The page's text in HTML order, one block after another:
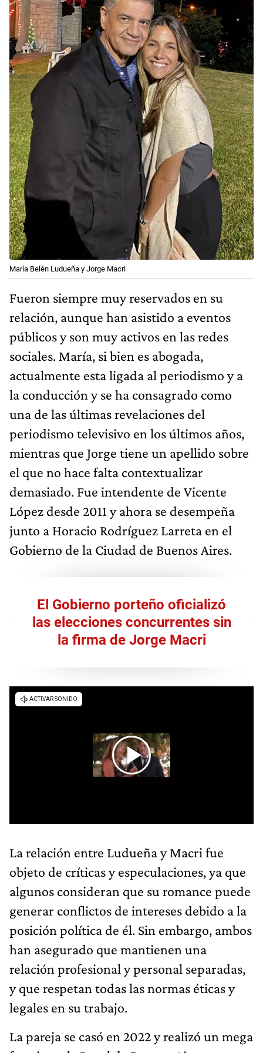
María Belén Ludueña y Jorge Macri
Fueron siempre muy reservados en su
relación, aunque han asistido a eventos
públicos y son muy activos en las redes
sociales. María, si bien es abogada,
actualmente esta ligada al periodismo y a
la conducción y se ha consagrado como
una de las últimas revelaciones del
periodismo televisivo en los últimos años,
mientras que Jorge tiene un apellido sobre
el que no hace falta contextualizar
demasiado. Fue intendente de Vicente
López desde 2011 y ahora se desempeña
junto a Horacio Rodríguez Larreta en el
Gobierno de la Ciudad de Buenos Aires.
El Gobierno porteño oficializó
las elecciones concurrentes sin
la firma de Jorge Macri
La relación entre Ludueña y Macri fue
objeto de críticas y especulaciones, ya que
algunos consideran que su romance puede
generar conflictos de intereses debido a la
posición política de él. Sin embargo, ambos
han asegurado que mantienen una
relación profesional y personal separadas,
y que respetan todas las normas éticas y
legales en su trabajo.
La pareja se casó en 2022 y realizó un mega